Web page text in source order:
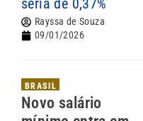
seria de 0,37%
Rayssa de Souza
09/01/2026
BRASIL
Novo salário